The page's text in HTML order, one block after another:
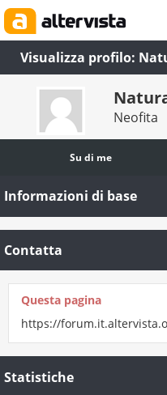
Visualizza profilo:
Neofita
Su di me
Informazioni di base
Contatta
Questa pagina
https://
Statistiche